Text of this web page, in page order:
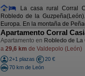
La casa rural Corral
Robledo de la
Europa. En la montaña de
Apartamento Corral
Apartamento en Robledo de La
a 29,6 km de Valdepolo (León)
2+1 plazas
20 €
70 km de León